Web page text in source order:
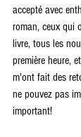
accepté avec
roman, ceux qui
livre, tous les
première heure,
m'ont fait des
ne pouvez pas
important!